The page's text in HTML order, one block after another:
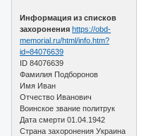
Информация из списков
захоронения https://obd-
memorial.ru/html/info.htm?
id=84076639
ID 84076639
Фамилия Подборонов
Имя Иван
Отчество Иванович
Воинское звание политрук
Дата смерти 01.04.1942
Страна захоронения Украина